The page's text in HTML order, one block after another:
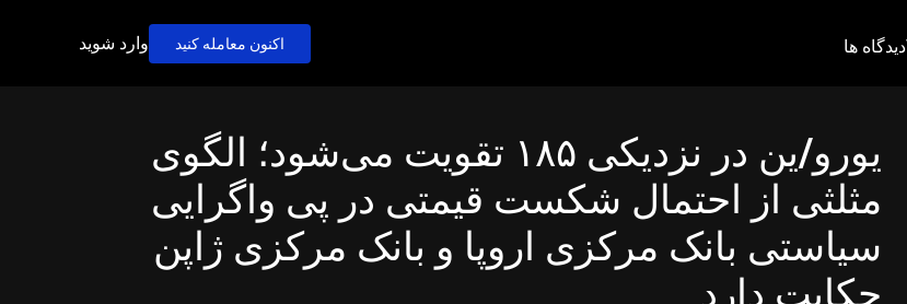
دیدگاه ها اکنون معامله کنید وارد شوید
یورو/ین در نزدیکی ۱۸۵ تقویت می‌شود؛ الگوی
مثلثی از احتمال شکست قیمتی در پی واگرایی
سیاستی بانک مرکزی اروپا و بانک مرکزی ژاپن
حکایت دارد